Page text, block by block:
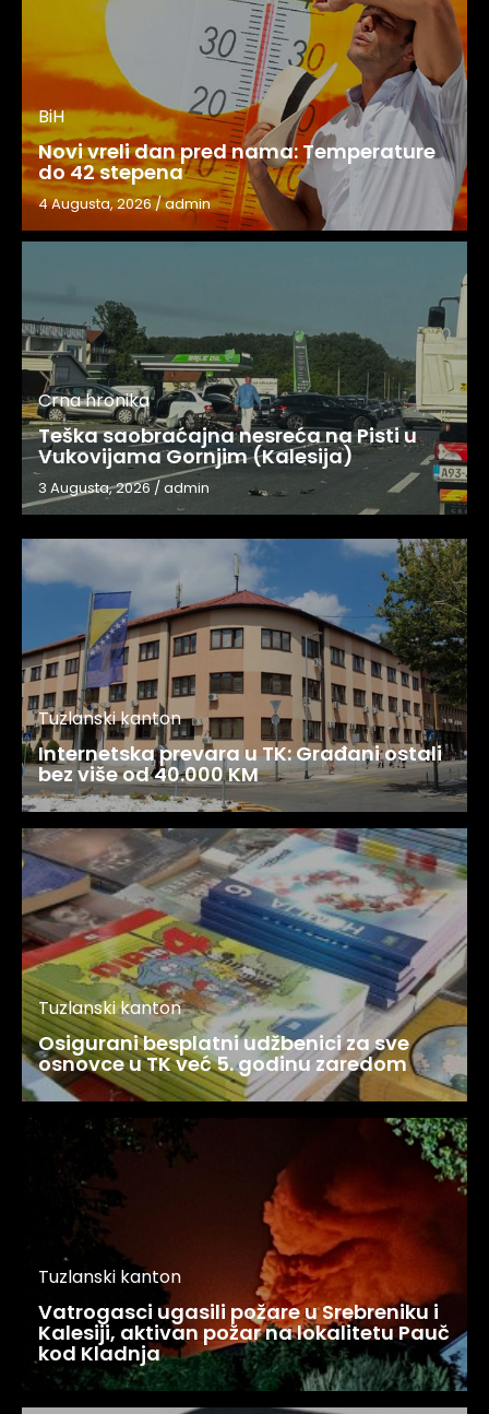
BiH
Novi vreli dan pred nama: Temperature
do 42 stepena
4 Augusta, 2026/admin
Crna hronika
Teška saobraćajna nesreća na Pisti u
Vukovijama Gornjim (Kalesija)
3 Augusta, 2026 / admin
Tuzlanski kanton
Internetska prevara u TK: Građani ostali
bez više od 40.000 KM
Tuzlanski kanton
Osigurani besplatni udžbenici za sve
osnovce u TK već 5. godinu zaredom
Tuzlanski kanton
Vatrogasci ugasili požare u Srebreniku i
Kalesiji, aktivan požar na lokalitetu Pauč
kod Kladnja